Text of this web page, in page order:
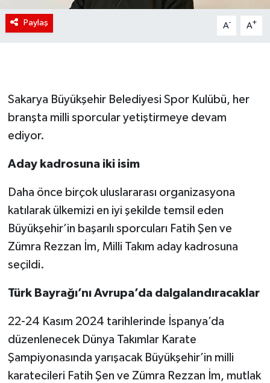
Paylaş A- A+
Sakarya Büyükşehir Belediyesi Spor Kulübü, her
branşta milli sporcular yetiştirmeye devam
ediyor.
Aday kadrosuna iki isim
Daha önce birçok uluslararası organizasyona
katılarak ülkemizi en iyi şekilde temsil eden
Büyükşehir’in başarılı sporcuları Fatih Şen ve
Zümra Rezzan İm, Milli Takım aday kadrosuna
seçildi.
Türk Bayrağı’nı Avrupa’da dalgalandıracaklar
22-24 Kasım 2024 tarihlerinde İspanya’da
düzenlenecek Dünya Takımlar Karate
Şampiyonasında yarışacak Büyükşehir’in milli
karatecileri Fatih Şen ve Zümra Rezzan İm, mutlak